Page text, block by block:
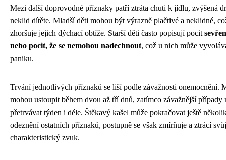
Mezi další doprovodné příznaky patří ztráta chuti k jídlu, zvýšená
neklid dítěte. Mladší děti mohou být výrazně plačtivé a neklidné,
zhoršuje jejich dýchací obtíže. Starší děti často popisují pocit
nebo pocit, že se nemohou nadechnout, což u nich může
paniku.
Trvání jednotlivých příznaků se liší podle závažnosti onemocnění.
mohou ustoupit během dvou až tří dnů, zatímco závažnější případy
přetrvávat týden i déle. Štěkavý kašel může pokračovat ještě
odeznění ostatních příznaků, postupně se však zmírňuje a ztrácí svůj
charakteristický zvuk.